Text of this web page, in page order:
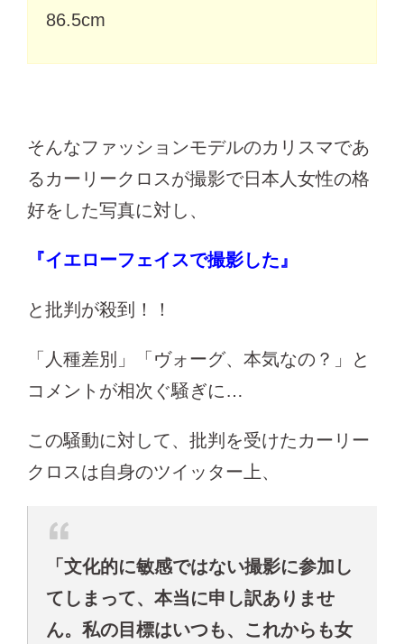
86.5cm
そんなファッションモデルのカリスマであ
るカーリークロスが撮影で日本人女性の格
好をした写真に対し、
『イエローフェイスで撮影した』
と批判が殺到！！
「人種差別」「ヴォーグ、本気なの？」と
コメントが相次ぐ騒ぎに…
この騒動に対して、批判を受けたカーリー
クロスは自身のツイッター上、
「文化的に敏感ではない撮影に参加し
てしまって、本当に申し訳ありませ
ん。私の目標はいつも、これからも女